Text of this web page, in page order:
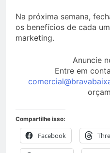
Na próxima semana,
os benefícios de cada
marketing.
Anuncie
Entre em
Compartilhe isso:
Facebook